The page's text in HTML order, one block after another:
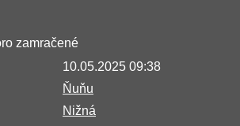
zamračené
10.05.2025 09:38
Ňuňu
Nižná